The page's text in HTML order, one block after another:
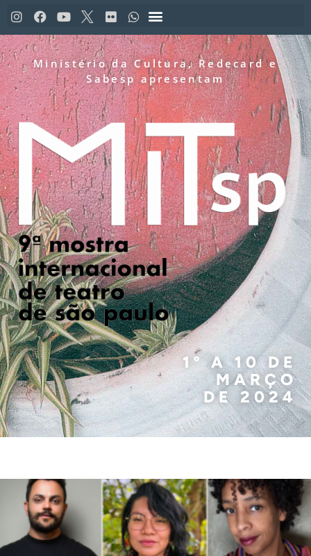
Ministério da Cultura, Redecard e
Sabesp apresentam
1º A 10 DE
MARÇO
DE 2024